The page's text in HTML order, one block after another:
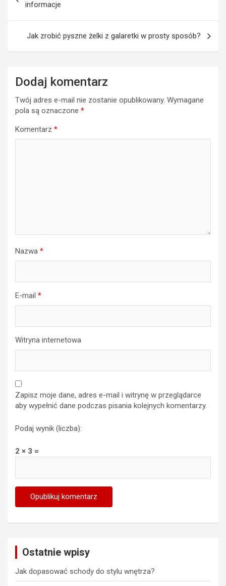
informacje
Jak zrobić pyszne żelki z galaretki w prosty sposób?
Dodaj komentarz
Twój adres e-mail nie zostanie opublikowany. Wymagane
pola są oznaczone *
Komentarz *
Nazwa *
E-mail *
Witryna internetowa
Zapisz moje dane, adres e-mail i witrynę w przeglądarce
aby wypełnić dane podczas pisania kolejnych komentarzy.
Podaj wynik (liczba):
2 × 3 =
Ostatnie wpisy
Jak dopasować schody do stylu wnętrza?